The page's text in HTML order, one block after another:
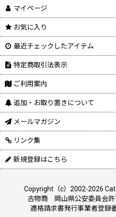
マイページ
お気に入り
最近チェックしたアイテム
特定商取引法表示
ご利用案内
追加・お取り置きについて
メールマガジン
リンク集
新規登録はこちら
Copyright（c）2002-2026
古物商 岡山県公安委員会
適格請求書発行事業者登録